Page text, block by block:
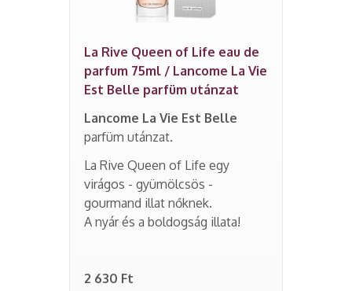
La Rive Queen of Life eau de
parfum 75ml / Lancome La Vie
Est Belle parfüm utánzat
Lancome La Vie Est Belle
parfüm utánzat.
La Rive Queen of Life egy
virágos - gyümölcsös -
gourmand illat nőknek.
A nyár és a boldogság illata!
2 630 Ft